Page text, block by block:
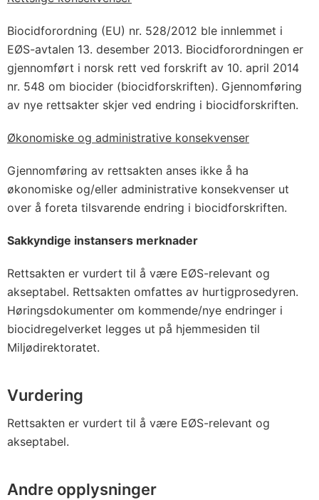
Biocidforordning (EU) nr. 528/2012 ble innlemmet i
EØS-avtalen 13. desember 2013. Biocidforordningen er
gjennomført i norsk rett ved forskrift av 10. april 2014
nr. 548 om biocider (biocidforskriften). Gjennomføring
av nye rettsakter skjer ved endring i biocidforskriften.
Økonomiske og administrative konsekvenser
Gjennomføring av rettsakten anses ikke å ha
økonomiske og/eller administrative konsekvenser ut
over å foreta tilsvarende endring i biocidforskriften.
Sakkyndige instansers merknader
Rettsakten er vurdert til å være EØS-relevant og
akseptabel. Rettsakten omfattes av hurtigprosedyren.
Høringsdokumenter om kommende/nye endringer i
biocidregelverket legges ut på hjemmesiden til
Miljødirektoratet.
Vurdering
Rettsakten er vurdert til å være EØS-relevant og
akseptabel.
Andre opplysninger